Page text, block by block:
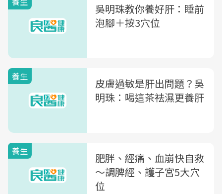
吳明珠教你養好肝：睡前
泡腳＋按3穴位
養生
皮膚過敏是肝出問題？吳
明珠：喝這茶祛濕更養肝
養生
肥胖、經痛、血崩快自救
〜調脾經、護子宮5大穴
位